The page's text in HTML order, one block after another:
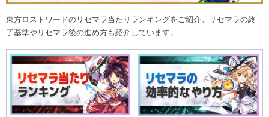
東方ロストワードのリセマラ当たりランキングをご紹介。リセマラの終
了基準やリセマラ後の進め方も紹介しています。